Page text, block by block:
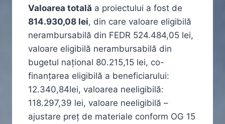
Valoarea totală a proiectului a fost de
814.930,08 lei, din care valoare eligibilă
nerambursabilă din FEDR 524.484,05 lei,
valoare eligibilă nerambursabilă din
bugetul național 80.215,15 lei, co-
finanțarea eligibilă a beneficiarului:
12.340,84lei, valoarea neeligibilă:
118.297,39 lei, valoare neeligibilă –
ajustare preț de materiale conform OG 15